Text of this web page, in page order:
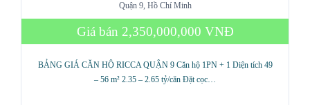
Quận 9, Hồ Chí Minh
Giá bán 2,350,000,000 VNĐ
BẢNG GIÁ CĂN HỘ RICCA QUẬN 9 Căn hộ 1PN + 1 Diện tích 49
– 56 m² 2.35 – 2.65 tỷ/căn Đặt cọc…